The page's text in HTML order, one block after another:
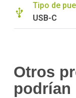
Tipo de
USB-C
Otros
podrían